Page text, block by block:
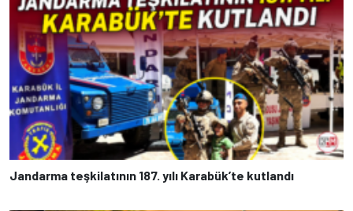
Jandarma teşkilatının 187. yılı Karabük’te kutlandı